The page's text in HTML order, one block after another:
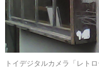
トイデジタルカメラ「レト